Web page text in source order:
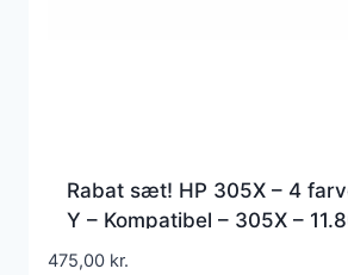
Rabat sæt! HP 305X – 4
Y – Kompatibel – 305X –
475,00 kr.